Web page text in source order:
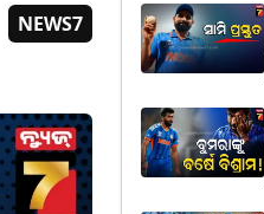
NEWS7